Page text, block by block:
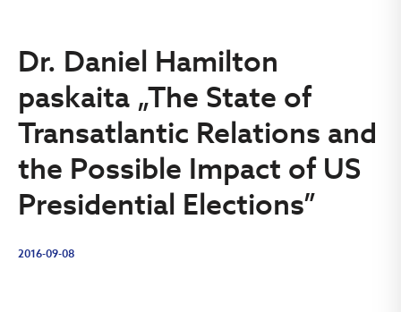
Dr. Daniel Hamilton
paskaita „The State of
Transatlantic Relations and
the Possible Impact of US
Presidential Elections”
2016-09-08